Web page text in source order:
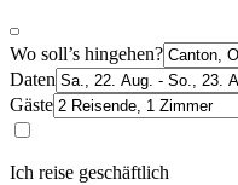
Wo soll’s hingehen?
Daten
Gäste
Ich reise geschäftlich